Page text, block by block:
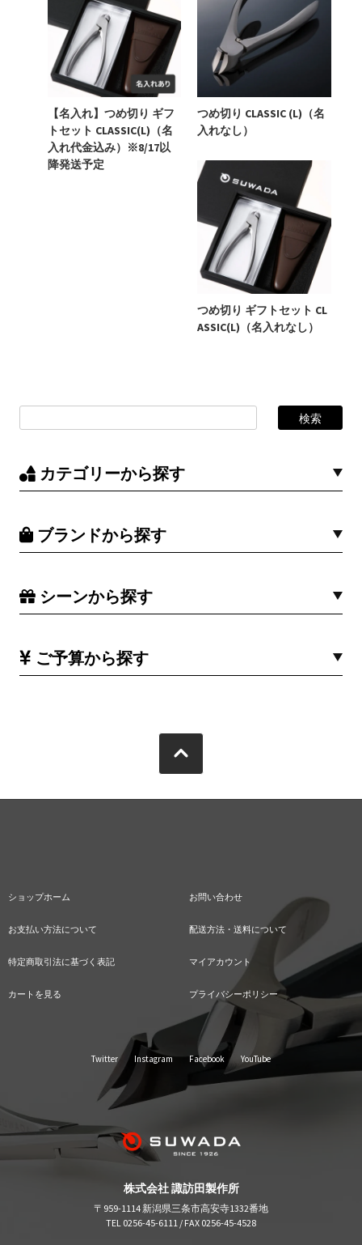
【名入れ】つめ切り ギフ
トセット CLASSIC(L)（名
入れ代金込み）※8/17以
降発送予定
つめ切り CLASSIC (L)（名
入れなし）
つめ切り ギフトセット CL
ASSIC(L)（名入れなし）
カテゴリーから探す
ブランドから探す
シーンから探す
ご予算から探す
ショップホーム お問い合わせ
お支払い方法について 配送方法・送料について
特定商取引法に基づく表記 マイアカウント
カートを見る プライバシーポリシー
Twitter Instagram Facebook YouTube
株式会社 諏訪田製作所
〒959-1114 新潟県三条市高安寺1332番地
TEL 0256-45-6111 / FAX 0256-45-4528